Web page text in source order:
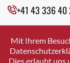
Davos Platz
Dierikon
Dietikon
+41 43 336 40
SWISSICT
8048 ZURICH
Mit Ihrem
Dies erlaubt uns